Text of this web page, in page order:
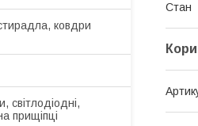
Стан
ковдри
світлодіодні,
прищіпці